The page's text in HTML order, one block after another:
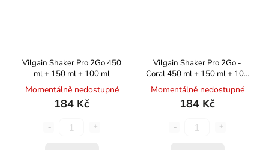
Vilgain Shaker Pro 2Go 450
ml + 150 ml + 100 ml
Momentálně nedostupné
184 Kč
Vilgain Shaker Pro 2Go -
Coral 450 ml + 150 ml + 100
ml
Momentálně nedostupné
184 Kč